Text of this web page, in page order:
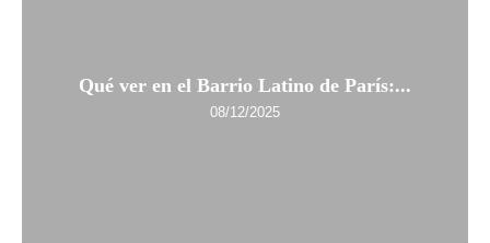
Qué ver en el Barrio Latino de París:...
08/12/2025